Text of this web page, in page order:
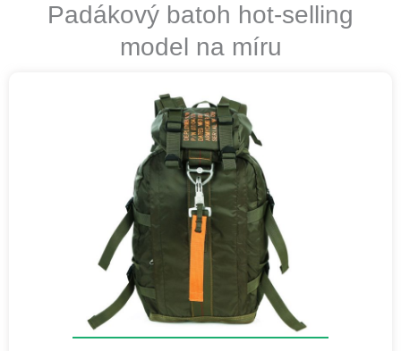
Padákový batoh hot-selling
model na míru